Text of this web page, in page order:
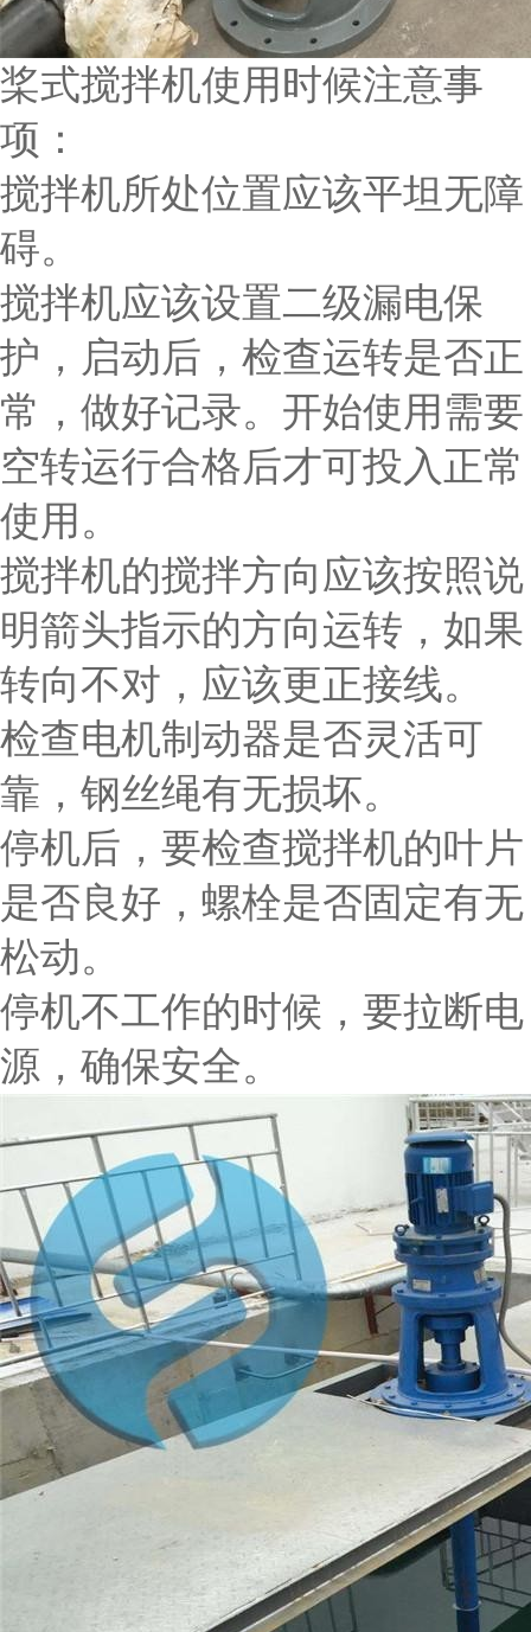
桨式搅拌机使用时候注意事
项：
搅拌机所处位置应该平坦无障
碍。
搅拌机应该设置二级漏电保
护，启动后，检查运转是否正
常，做好记录。开始使用需要
空转运行合格后才可投入正常
使用。
搅拌机的搅拌方向应该按照说
明箭头指示的方向运转，如果
转向不对，应该更正接线。
检查电机制动器是否灵活可
靠，钢丝绳有无损坏。
停机后，要检查搅拌机的叶片
是否良好，螺栓是否固定有无
松动。
停机不工作的时候，要拉断电
源，确保安全。